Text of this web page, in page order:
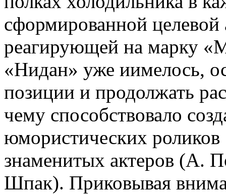
сформированной
реагирующей на марку
«Нидан» уже иимелось,
позиции и продолжать
чему способствовало
юмористических
знаменитых актеров (А.
Шпак). Приковывая